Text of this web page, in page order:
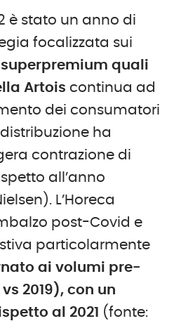
è stato un anno di
focalizzata sui
quali
Artois continua ad
dei consumatori
ha
contrazione di
all’anno
L’Horeca
post-Covid e
particolarmente
ai volumi pre-
2019), con un
al 2021 (fonte: